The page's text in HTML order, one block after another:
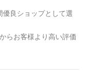
良ショップとして選
らお客様より高い評価